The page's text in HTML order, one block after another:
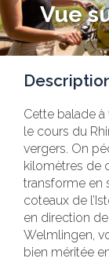
Vue
Cette balade
le cours du
vergers. On
kilomètres de
transforme en
coteaux de
en direction
Welmlingen,
bien méritée